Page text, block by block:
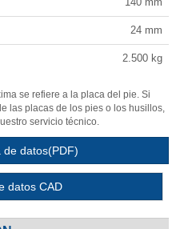
24 mm
2.500 kg
se refiere a la placa del pie. Si
las placas de los pies o los husillos,
servicio técnico.
de datos(PDF)
datos CAD